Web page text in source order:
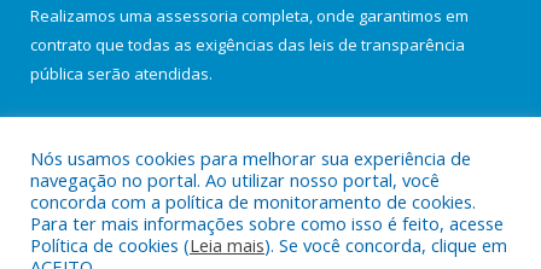
Realizamos uma assessoria completa, onde garantimos em
contrato que todas as exigências das leis de transparência
pública serão atendidas.
Todos os direitos reservados a Câmara Municipal de Salvaterra.
Nós usamos cookies para melhorar sua experiência de
navegação no portal. Ao utilizar nosso portal, você
concorda com a política de monitoramento de cookies.
Para ter mais informações sobre como isso é feito, acesse
Política de cookies (Leia mais). Se você concorda, clique em